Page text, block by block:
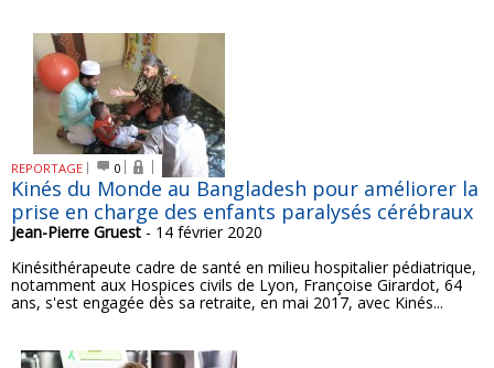
REPORTAGE 0
Kinés du Monde au Bangladesh pour améliorer la
prise en charge des enfants paralysés cérébraux
Jean-Pierre Gruest - 14 février 2020
Kinésithérapeute cadre de santé en milieu hospitalier pédiatrique,
notamment aux Hospices civils de Lyon, Françoise Girardot, 64
ans, s'est engagée dès sa retraite, en mai 2017, avec Kinés...